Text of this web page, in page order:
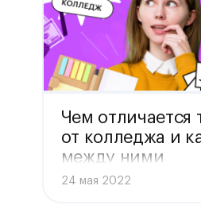
Чем отличается
от колледжа и
между ними
24 мая 2022